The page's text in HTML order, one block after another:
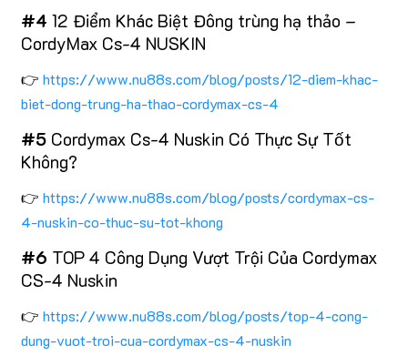
#4 12 Điểm Khác Biệt Đông trùng hạ thảo –
CordyMax Cs-4 NUSKIN
👉 https://www.nu88s.com/blog/posts/12-diem-khac-
biet-dong-trung-ha-thao-cordymax-cs-4
#5 Cordymax Cs-4 Nuskin Có Thực Sự Tốt
Không?
👉 https://www.nu88s.com/blog/posts/cordymax-cs-
4-nuskin-co-thuc-su-tot-khong
#6 TOP 4 Công Dụng Vượt Trội Của Cordymax
CS-4 Nuskin
👉 https://www.nu88s.com/blog/posts/top-4-cong-
dung-vuot-troi-cua-cordymax-cs-4-nuskin